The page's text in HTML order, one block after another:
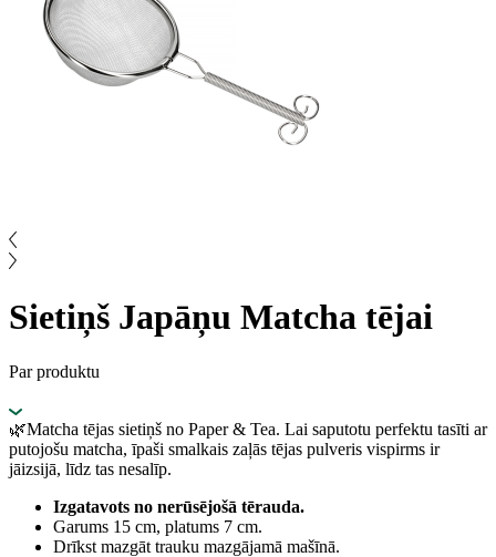
Sietiņš Japāņu Matcha tējai
Par produktu
🌿Matcha tējas sietiņš no Paper & Tea. Lai saputotu perfektu tasīti ar
putojošu matcha, īpaši smalkais zaļās tējas pulveris vispirms ir
jāizsijā, līdz tas nesalīp.
Izgatavots no nerūsējošā tērauda.
Garums 15 cm, platums 7 cm.
Drīkst mazgāt trauku mazgājamā mašīnā.